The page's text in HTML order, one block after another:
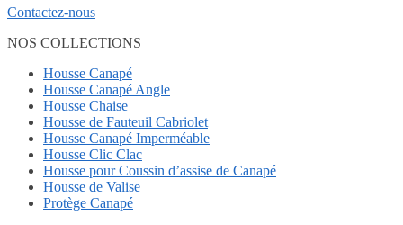
Contactez-nous
NOS COLLECTIONS
Housse Canapé
Housse Canapé Angle
Housse Chaise
Housse de Fauteuil Cabriolet
Housse Canapé Imperméable
Housse Clic Clac
Housse pour Coussin d’assise de Canapé
Housse de Valise
Protège Canapé